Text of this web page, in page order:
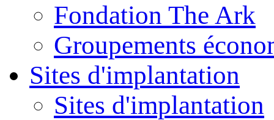
Fondation The Ark
Groupements
Sites d'implantation
Sites d'implantation